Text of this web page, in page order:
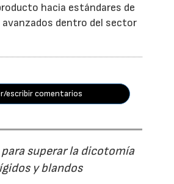
hacia estándares de
avanzados dentro del sector
escribir comentarios
superar la dicotomía
y blandos